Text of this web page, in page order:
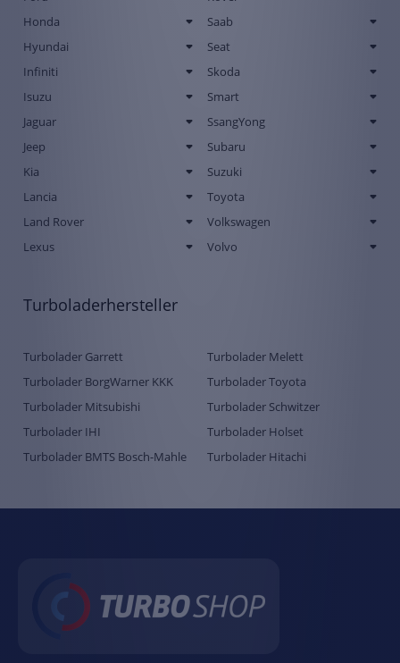
Honda
Hyundai
Infiniti
Isuzu
Jaguar
Jeep
Kia
Lancia
Land Rover
Lexus
Saab
Seat
Skoda
Smart
SsangYong
Subaru
Suzuki
Toyota
Volkswagen
Volvo
Turboladerhersteller
Turbolader Garrett
Turbolader BorgWarner KKK
Turbolader Mitsubishi
Turbolader IHI
Turbolader BMTS Bosch-Mahle
Turbolader Melett
Turbolader Toyota
Turbolader Schwitzer
Turbolader Holset
Turbolader Hitachi